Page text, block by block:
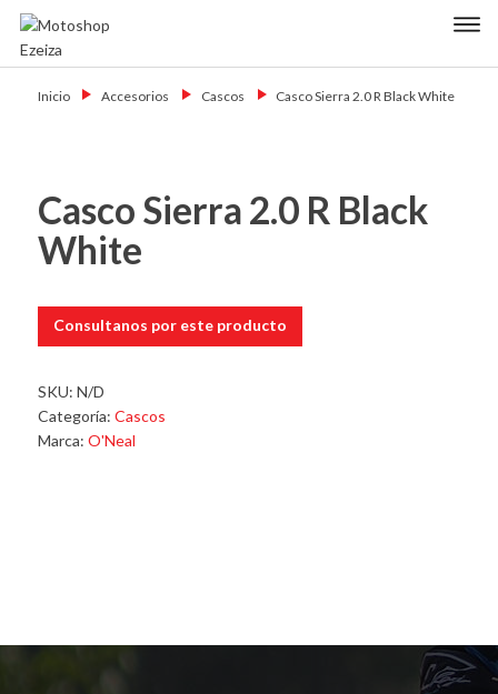
Skip
content
Motoshop
Ezeiza
Primary Menu
Inicio→ Accesorios → Cascos → Casco Sierra 2.0 R Black White
Casco Sierra 2.0 R Black
White
Consultanos por este producto
SKU: N/D
Categoría: Cascos
Marca: O'Neal